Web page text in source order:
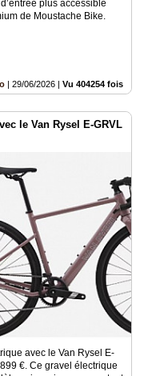
plus accessible
de Moustache Bike.
| 29/06/2026 | Vu 404254 fois
le Van Rysel E-GRVL
avec le Van Rysel E-
€. Ce gravel électrique